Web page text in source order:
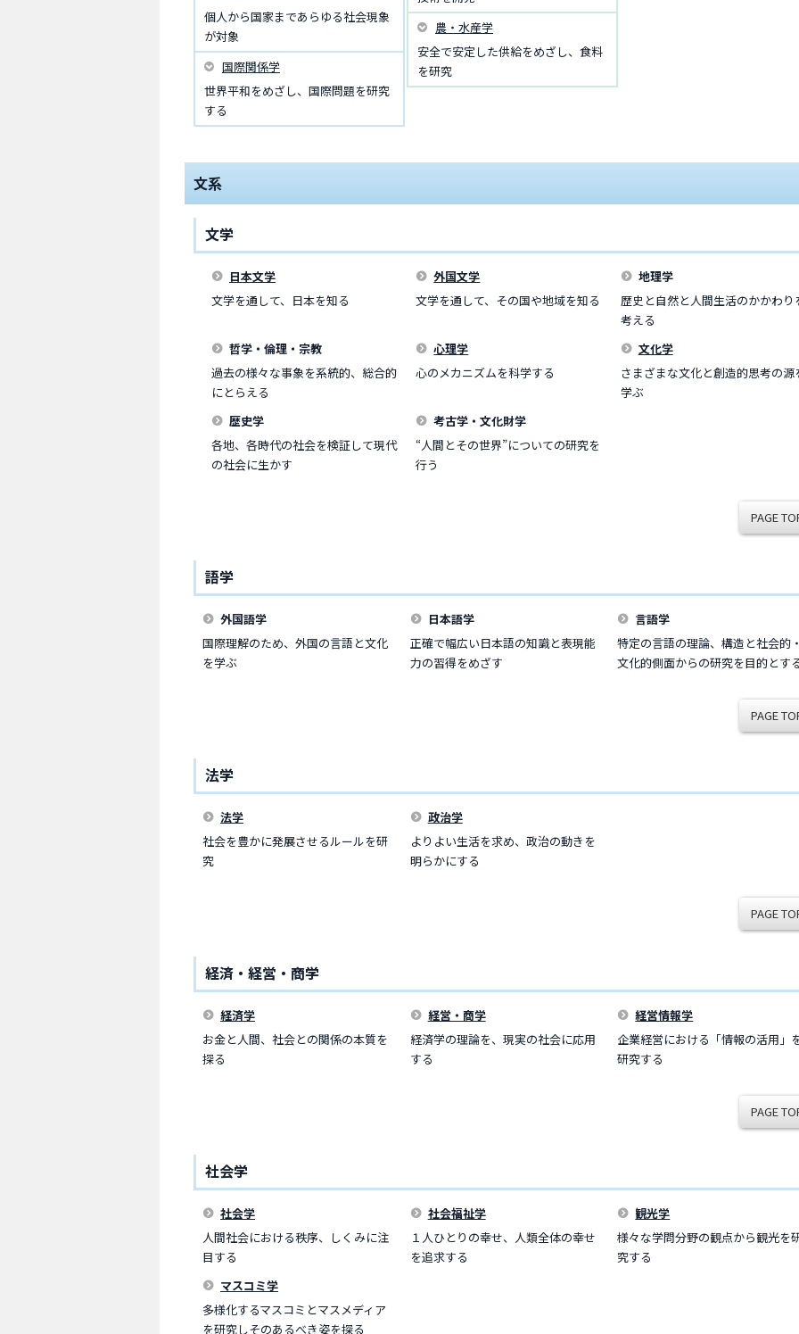
個人から国家まであらゆる社会現象
が対象
国際関係学
世界平和をめざし、国際問題を研究
する
農・水産学
安全で安定した供給をめざし、食料
を研究
文系
文学
日本文学
文学を通して、日本を知る
外国文学
文学を通して、その国や地域を知る
地理学
歴史と自然と人間生活のかかわり
考える
哲学・倫理・宗教
過去の様々な事象を系統的、総合的
にとらえる
心理学
心のメカニズムを科学する
文化学
さまざまな文化と創造的思考の源
学ぶ
歴史学
各地、各時代の社会を検証して現代
の社会に生かす
考古学・文化財学
“人間とその世界”についての研究を
行う
PAGE
語学
外国語学
国際理解のため、外国の言語と文化
を学ぶ
日本語学
正確で幅広い日本語の知識と表現能
力の習得をめざす
言語学
特定の言語の理論、構造と社会的
文化的側面からの研究を目的とす
PAGE
法学
法学
社会を豊かに発展させるルールを研
究
政治学
よりよい生活を求め、政治の動きを
明らかにする
PAGE
経済・経営・商学
経済学
お金と人間、社会との関係の本質を
探る
経営・商学
経済学の理論を、現実の社会に応用
する
経営情報学
企業経営における「情報の活用」
研究する
PAGE
社会学
社会学
人間社会における秩序、しくみに注
目する
社会福祉学
１人ひとりの幸せ、人類全体の幸せ
を追求する
観光学
様々な学問分野の観点から観光を
究する
マスコミ学
多様化するマスコミとマスメディア
を研究しそのあるべき姿を探る